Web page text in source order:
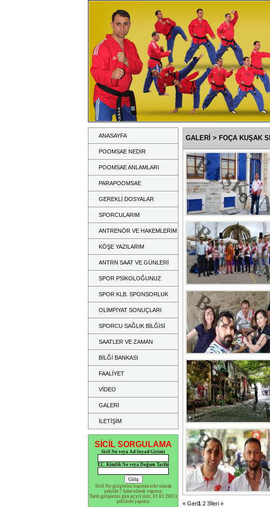
ANASAYFA
POOMSAE NEDİR
POOMSAE ANLAMLARI
PARAPOOMSAE
GEREKLİ DOSYALAR
SPORCULARIM
ANTRENÖR VE HAKEMLERİM
KÖŞE YAZILARIM
ANTRN SAAT VE GÜNLERİ
SPOR PSİKOLOĞUNUZ
SPOR KLB. SPONSORLUK
OLİMPİYAT SONUÇLARI
SPORCU SAĞLIK BİLĞİSİ
SAATLER VE ZAMAN
BİLĞİ BANKASI
FAALİYET
VİDEO
GALERİ
İLETİŞİM
SİCİL SORGULAMA
Sicil No veya Ad Soyad Giriniz
T.C. Kimlik No veya Doğum Tarihi
Sicil No girişlerini başında sıfır olacak
şekilde 7 hane olarak yapınız.
Tarih girişlerini gün.ay.yıl (örn; 01.01.2001)
şeklinde yapınız.
GALERİ > FOÇA KUŞAK
« Geri1 2 3İleri »